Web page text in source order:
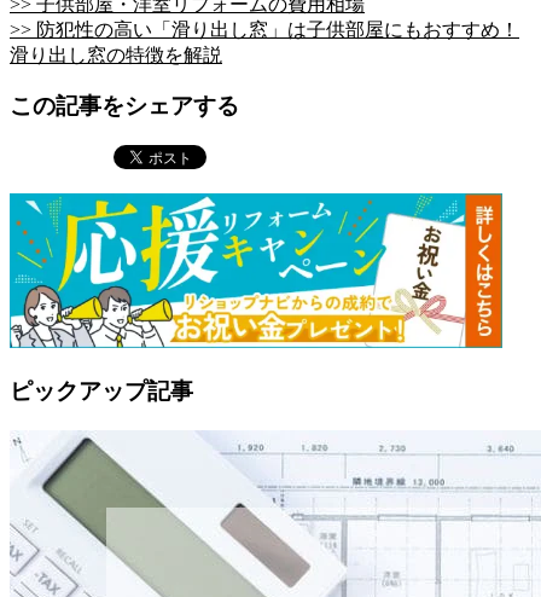
>> 防犯性の高い「滑り出し窓」は子供部屋にもおすすめ！
滑り出し窓の特徴を解説
この記事をシェアする
ピックアップ記事